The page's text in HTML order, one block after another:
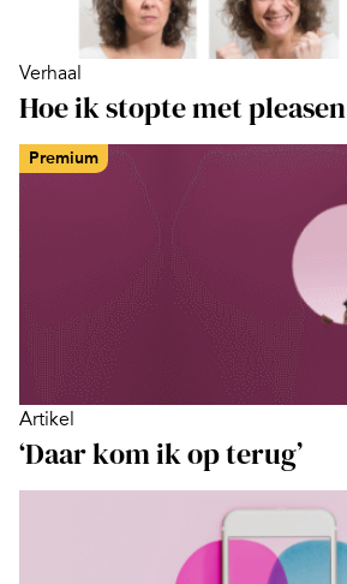
Verhaal
Hoe ik stopte met pleasen
Premium
Artikel
‘Daar kom ik op terug’